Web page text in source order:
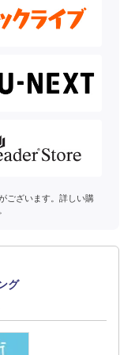
ございます。詳しい購
グ